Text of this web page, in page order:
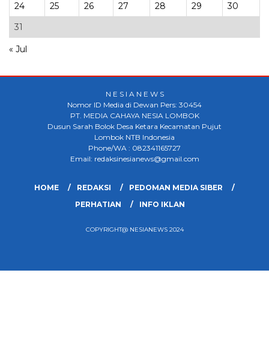
24
25 26 27 28 29
30
31
« Jul
N E S I A N E W S
Nomor ID Media di Dewan Pers: 30454
PT. MEDIA CAHAYA NESIA LOMBOK
Dusun Sarah Bolok Desa Ketara Kecamatan Pujut
Lombok NTB Indonesia
Phone/WA : 082341165727
Email: redaksinesianews@gmail.com
HOME REDAKSI
PEDOMAN MEDIA SIBER
PERHATIAN
INFO IKLAN
COPYRIGHT@ NESIANEWS 2024